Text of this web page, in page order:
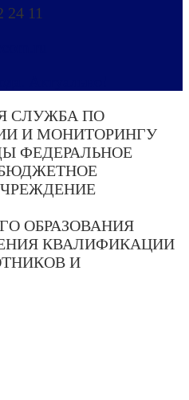
24 11
СЛУЖБА ПО
И МОНИТОРИНГУ
ФЕДЕРАЛЬНОЕ
ОБРАЗОВАНИЯ
КВАЛИФИКАЦИИ
И